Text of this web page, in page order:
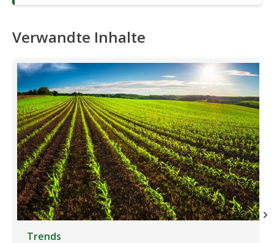
Verwandte Inhalte
Trends